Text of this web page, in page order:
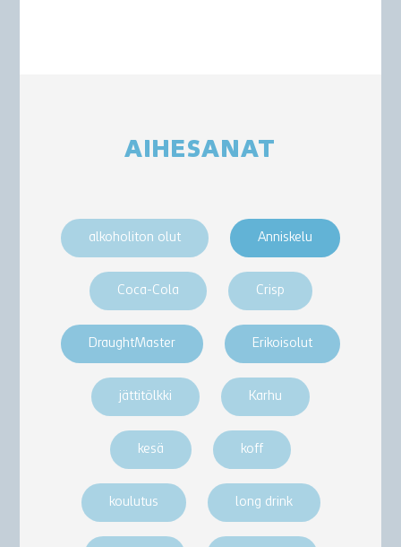
AIHESANAT
alkoholiton olut Anniskelu
Coca-Cola Crisp
DraughtMaster Erikoisolut
jättitölkki Karhu
kesä koff
koulutus long drink